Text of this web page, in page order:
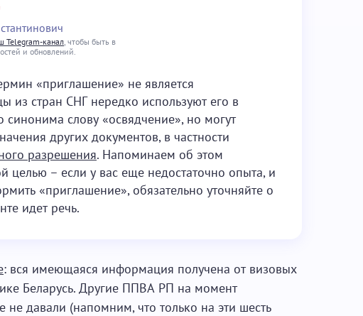
Telegram-канал, чтобы быть в
и обновлений.
«приглашение» не является
из стран СНГ нередко используют его в
синонима слову «освядчение», но могут
других документов, в частности
разрешения. Напоминаем об этом
целью – если у вас еще недостаточно опыта, и
«приглашение», обязательно уточняйте о
идет речь.
: вся имеющаяся информация получена от визовых
Беларусь. Другие ППВА РП на момент
давали (напомним, что только на эти шесть